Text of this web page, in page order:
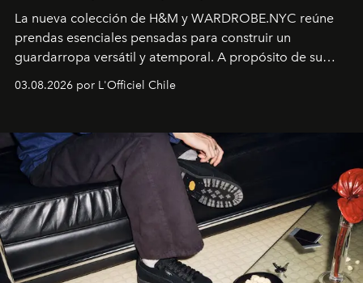
La nueva colección de H&M y WARDROBE.NYC reúne
prendas esenciales pensadas para construir un
guardarropa versátil y atemporal. A propósito de su
lanzamiento, los fundadores de la firma neoyorquina y
la asesora creativa y jefa de diseño global de la marca
y la filosofía detrás de la propuesta.
03.08.2026 por L'Officiel Chile